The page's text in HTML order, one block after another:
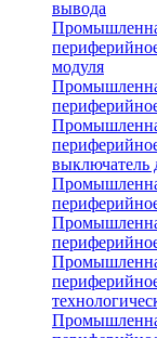
вывода
модуля
выключатель